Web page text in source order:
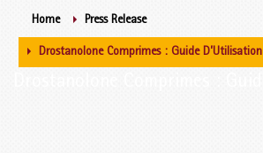
Home Press Release
Drostanolone Comprimes : Guide D’Utilisation